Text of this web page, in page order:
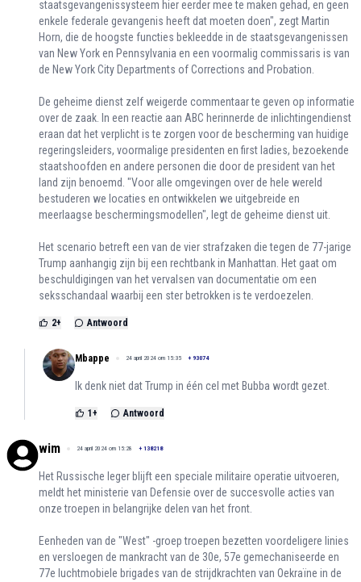
staatsgevangenissysteem hier eerder mee te maken gehad, en geen
enkele federale gevangenis heeft dat moeten doen", zegt Martin
Horn, die de hoogste functies bekleedde in de staatsgevangenissen
van New York en Pennsylvania en een voormalig commissaris is van
de New York City Departments of Corrections and Probation.
De geheime dienst zelf weigerde commentaar te geven op informatie
over de zaak. In een reactie aan ABC herinnerde de inlichtingendienst
eraan dat het verplicht is te zorgen voor de bescherming van huidige
regeringsleiders, voormalige presidenten en first ladies, bezoekende
staatshoofden en andere personen die door de president van het
land zijn benoemd. "Voor alle omgevingen over de hele wereld
bestuderen we locaties en ontwikkelen we uitgebreide en
meerlaagse beschermingsmodellen", legt de geheime dienst uit.
Het scenario betreft een van de vier strafzaken die tegen de 77-jarige
Trump aanhangig zijn bij een rechtbank in Manhattan. Het gaat om
beschuldigingen van het vervalsen van documentatie om een
seksschandaal waarbij een ster betrokken is te verdoezelen.
2+ Antwoord
Mbappe 24 april 2024 om 15:35 + 93074
Ik denk niet dat Trump in één cel met Bubba wordt gezet.
1 + Antwoord
wim 24 april 2024 om 15:28 + 138218
Het Russische leger blijft een speciale militaire operatie uitvoeren,
meldt het ministerie van Defensie over de succesvolle acties van
onze troepen in belangrijke delen van het front.
Eenheden van de "West" -groep troepen bezetten voordeligere linies
en versloegen de mankracht van de 30e, 57e gemechaniseerde en
77e luchtmobiele brigades van de strijdkrachten van Oekraïne in de